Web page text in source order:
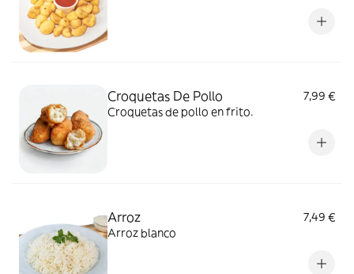
Croquetas De Pollo
7,99 €
Croquetas de pollo en frito.
Arroz
7,49 €
Arroz blanco